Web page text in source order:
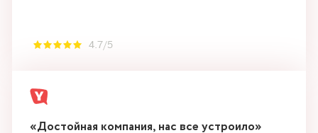
4.7/5
«Достойная компания, нас все устроило»